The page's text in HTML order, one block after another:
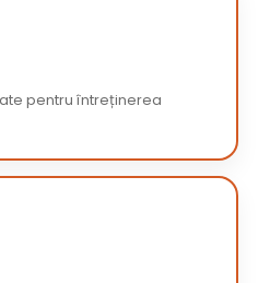
pentru întreținerea